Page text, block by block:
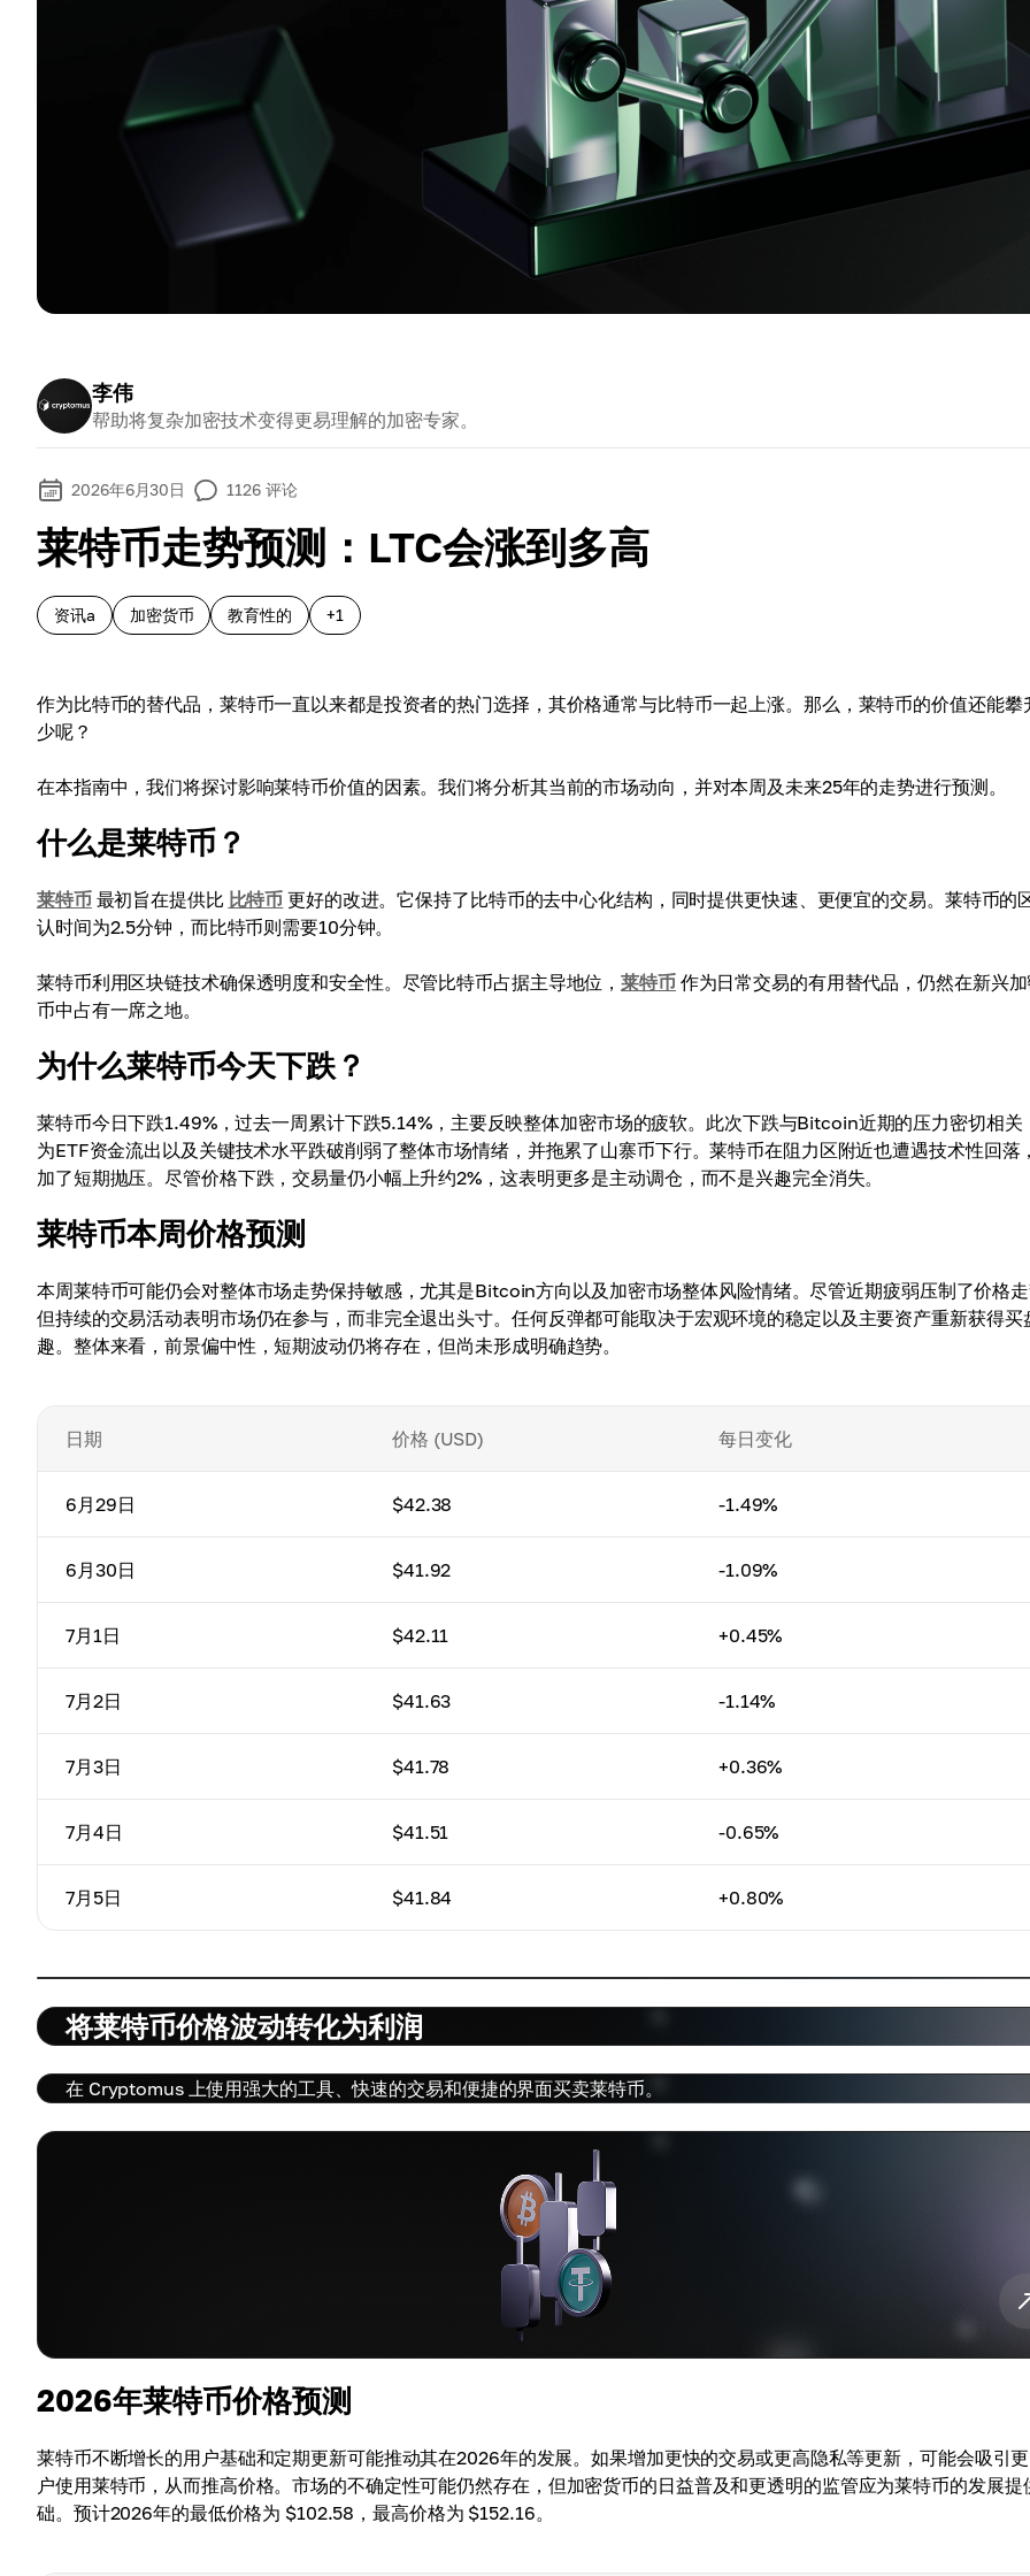
李伟
帮助将复杂加密技术变得更易理解的加密专家。
2026年6月30日 1126 评论
莱特币走势预测：LTC会涨到多高
资讯a 加密货币 教育性的 +1
作为比特币的替代品，莱特币一直以来都是投资者的热门选择，其价格通常与比特币一起上涨。那么，莱特币的价值还能攀
少呢？
在本指南中，我们将探讨影响莱特币价值的因素。我们将分析其当前的市场动向，并对本周及未来25年的走势进行预测。
什么是莱特币？
莱特币最初旨在提供比 比特币 更好的改进。它保持了比特币的去中心化结构，同时提供更快速、更便宜的交易。莱特币的
认时间为2.5分钟，而比特币则需要10分钟。
莱特币利用区块链技术确保透明度和安全性。尽管比特币占据主导地位，莱特币作为日常交易的有用替代品，仍然在新兴
币中占有一席之地。
为什么莱特币今天下跌？
莱特币今日下跌1.49%，过去一周累计下跌5.14%，主要反映整体加密市场的疲软。此次下跌与Bitcoin近期的压力密切相关
为ETF资金流出以及关键技术水平跌破削弱了整体市场情绪，并拖累了山寨币下行。莱特币在阻力区附近也遭遇技术性回落
加了短期抛压。尽管价格下跌，交易量仍小幅上升约2%，这表明更多是主动调仓，而不是兴趣完全消失。
莱特币本周价格预测
本周莱特币可能仍会对整体市场走势保持敏感，尤其是Bitcoin方向以及加密市场整体风险情绪。尽管近期疲弱压制了价格走
但持续的交易活动表明市场仍在参与，而非完全退出头寸。任何反弹都可能取决于宏观环境的稳定以及主要资产重新获得买
趣。整体来看，前景偏中性，短期波动仍将存在，但尚未形成明确趋势。
日期 价格 (USD) 每日变化
6月29日 $42.38 -1.49%
6月30日 $41.92 -1.09%
7月1日 $42.11 +0.45%
7月2日 $41.63 -1.14%
7月3日 $41.78 +0.36%
7月4日 $41.51 -0.65%
7月5日 $41.84 +0.80%
将莱特币价格波动转化为利润
在 Cryptomus 上使用强大的工具、快速的交易和便捷的界面买卖莱特币。
2026年莱特币价格预测
莱特币不断增长的用户基础和定期更新可能推动其在2026年的发展。如果增加更快的交易或更高隐私等更新，可能会吸引
户使用莱特币，从而推高价格。市场的不确定性可能仍然存在，但加密货币的日益普及和更透明的监管应为莱特币的发展提
础。预计2026年的最低价格为 $102.58，最高价格为 $152.16。